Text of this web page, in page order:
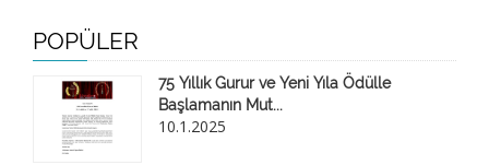
POPÜLER
75 Yıllık Gurur ve Yeni Yıla Ödülle
Başlamanın Mut...
10.1.2025